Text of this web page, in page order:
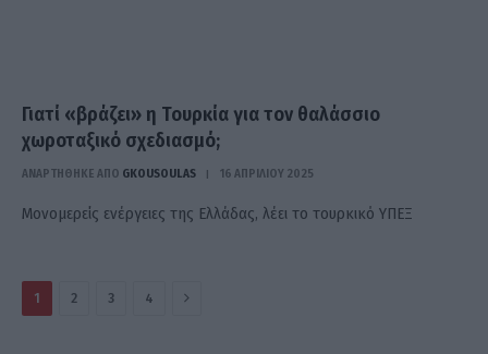
Γιατί «βράζει» η Τουρκία για τον θαλάσσιο
χωροταξικό σχεδιασμό;
ΑΝΑΡΤΗΘΗΚΕ ΑΠΟ GKOUSOULAS 16 ΑΠΡΙΛΊΟΥ 2025
Μονομερείς ενέργειες της Ελλάδας, λέει το τουρκικό ΥΠΕΞ
1 2 3 4 Επόμενο